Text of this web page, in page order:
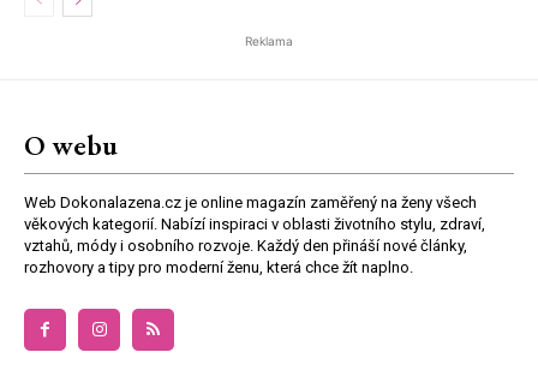
Reklama
O webu
Web Dokonalazena.cz je online magazín zaměřený na ženy všech
věkových kategorií. Nabízí inspiraci v oblasti životního stylu, zdraví,
vztahů, módy i osobního rozvoje. Každý den přináší nové články,
rozhovory a tipy pro moderní ženu, která chce žít naplno.